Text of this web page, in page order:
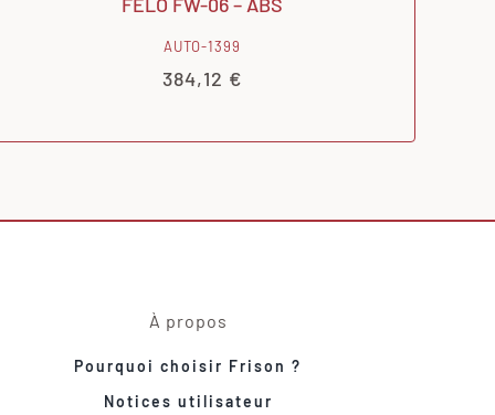
AUTO-1399
384,12 €
À propos
Pourquoi choisir Frison ?
Notices utilisateur